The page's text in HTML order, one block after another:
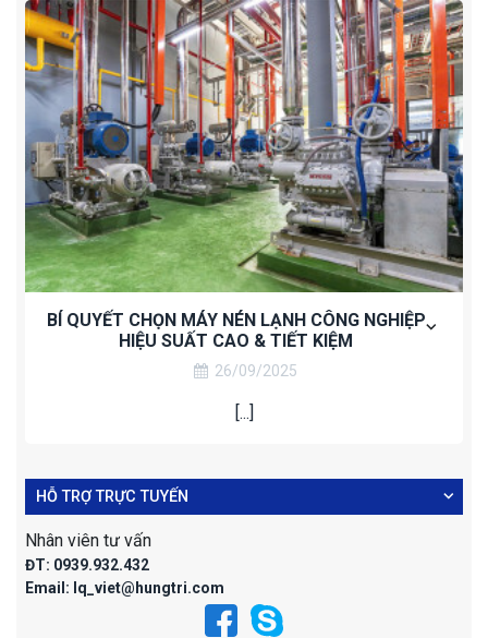
BÍ QUYẾT CHỌN MÁY NÉN LẠNH CÔNG NGHIỆP
HIỆU SUẤT CAO & TIẾT KIỆM
26/09/2025
[...]
HỖ TRỢ TRỰC TUYẾN
Nhân viên tư vấn
ĐT: 0939.932.432
Email: lq_viet@hungtri.com